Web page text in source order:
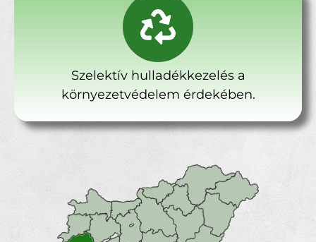
Szelektív hulladékkezelés a
környezetvédelem érdekében.